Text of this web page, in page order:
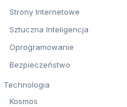
Strony Internetowe
Sztuczna Inteligencja
Oprogramowanie
Bezpieczeństwo
Technologia
Kosmos